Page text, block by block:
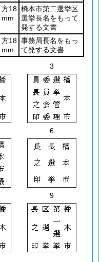
方18
mm
橋本市第二選挙区
選挙長名をもって
発する文書
方18
mm
事務局長名をもっ
て発する文書
3
6
9